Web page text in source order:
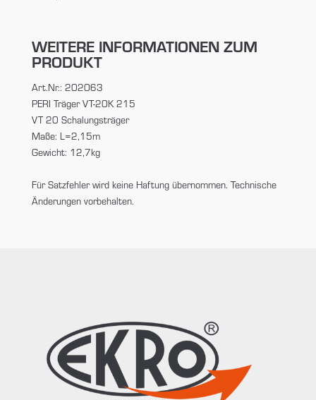
WEITERE INFORMATIONEN ZUM
PRODUKT
Art.Nr.: 202063
PERI Träger VT-20K 215
VT 20 Schalungsträger
Maße: L=2,15m
Gewicht: 12,7kg
Für Satzfehler wird keine Haftung übernommen. Technische
Änderungen vorbehalten.